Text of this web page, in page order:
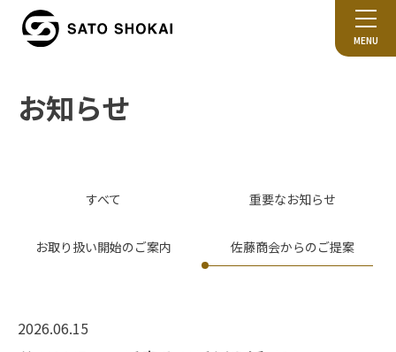
MENU
お知らせ
すべて 重要なお知らせ
お取り扱い開始のご案内 佐藤商会からのご提案
2026.06.15